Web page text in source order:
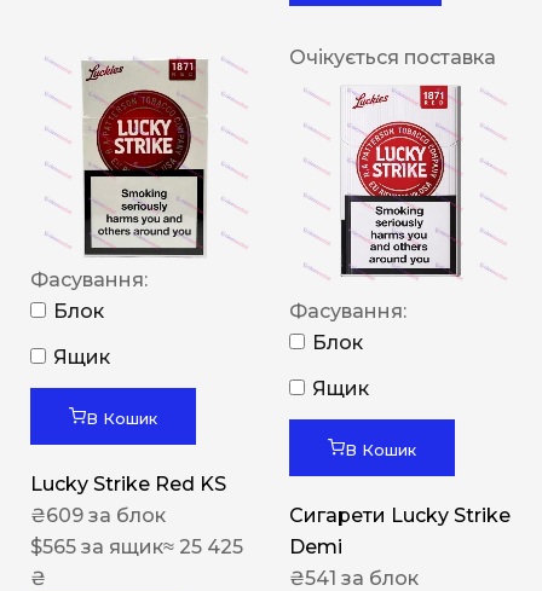
Фасування:
Блок
Ящик
В Кошик
Lucky Strike Red KS
₴609 за блок
$565 за ящик≈ 25 425
₴
Очікується поставка
Фасування:
Блок
Ящик
В Кошик
Сигарети Lucky Strike
Demi
₴541 за блок